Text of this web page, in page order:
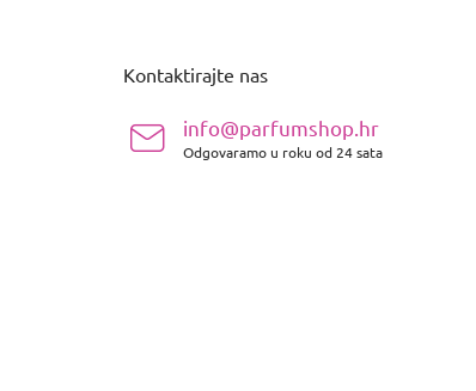
Kontaktirajte nas
info@parfumshop.hr
Odgovaramo u roku od 24 sata